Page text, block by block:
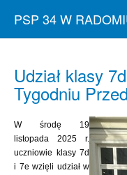
PSP 34 W
Udział klasy
Tygodniu
W środę 19
listopada 2025 r.
uczniowie klasy 7d
i 7e wzięli udział w